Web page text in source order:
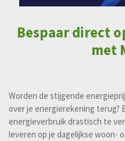
Bespaar direct
met
Worden de stijgende
over je energierekening terug?
energieverbruik drastisch te
leveren op je dagelijkse woon-